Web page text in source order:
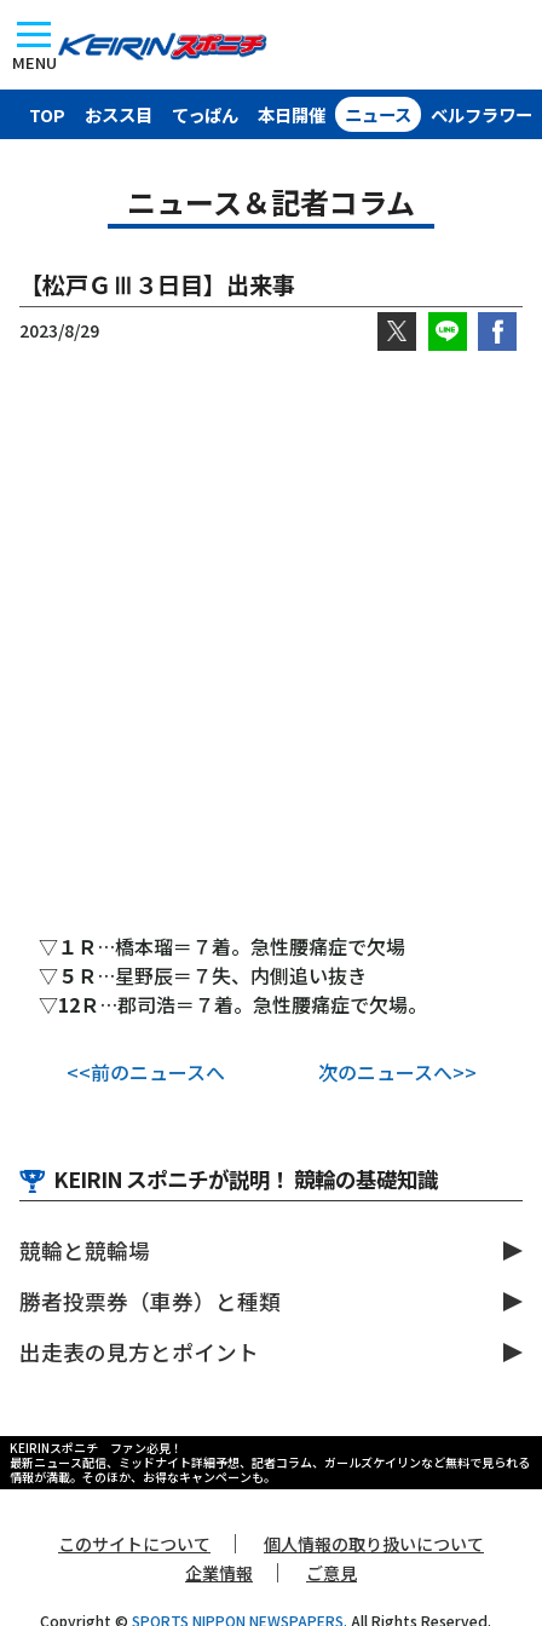
MENU
TOP おスス目 てっぱん 本日開催 ニュース ベルフラワー
ニュース＆記者コラム
【松戸ＧⅢ３日目】出来事
2023/8/29
▽１Ｒ …橋本瑠＝７着。急性腰痛症で欠場
▽５Ｒ …星野辰＝７失、内側追い抜き
▽12Ｒ …郡司浩＝７着。急性腰痛症で欠場。
<<前のニュースへ 次のニュースへ>>
KEIRIN スポニチが説明！ 競輪の基礎知識
競輪と競輪場
勝者投票券（車券）と種類
出走表の見方とポイント
KEIRINスポニチ ファン必見！
最新ニュース配信、ミッドナイト詳細予想、記者コラム、ガールズケイリンなど無料で見られる
情報が満載。そのほか、お得なキャンペーンも。
このサイトについて ｜
個人情報の取り扱いについて
企業情報
｜ ご意見
Copyright © SPORTS NIPPON NEWSPAPERS. All Rights Reserved.